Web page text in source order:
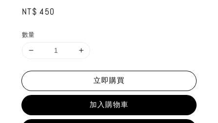
Regular
NT$ 450
數量
立即購買
加入購物車